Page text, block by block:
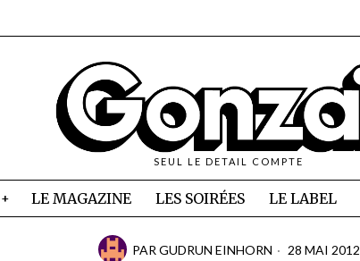
SEUL LE DETAIL COMPTE
LE MAGAZINE LES SOIRÉES LE LABEL
PAR GUDRUN EINHORN 28 MAI 2012